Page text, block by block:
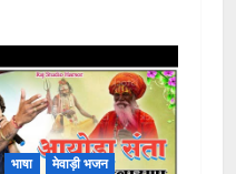
भाषा
मेवाड़ी भजन